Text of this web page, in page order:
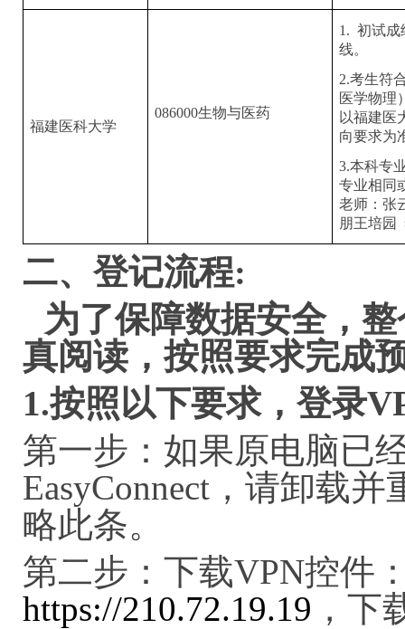
福建医科大学
086000生物与医药
1. 初试成
线。
2.考生符
医学物理
以福建医
向要求为
3.本科专
专业相同
老师：张
朋王培园
二、 登记流程:
为了保障数据安全，
真阅读，按照要求完成
1.按照以下要求，登录
第一步：如果原电脑已
EasyConnect，请卸载
略此条。
第二步：下载VPN控件
https://210.72.19.19 ，下